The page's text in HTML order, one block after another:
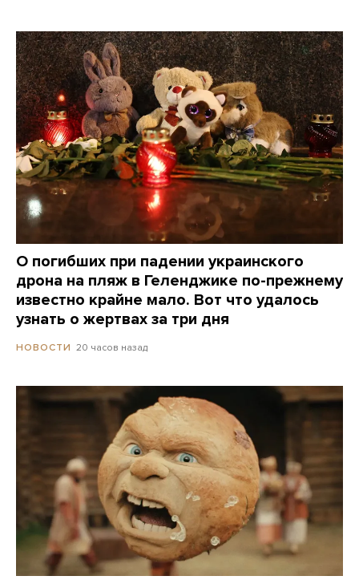
О погибших при падении украинского
дрона на пляж в Геленджике по-прежнему
известно крайне мало. Вот что удалось
узнать о жертвах за три дня
НОВОСТИ 20 часов назад